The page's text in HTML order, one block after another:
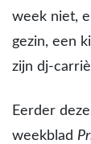
week niet,
gezin, een
zijn dj-
Eerder
weekblad